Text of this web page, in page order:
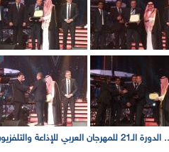
بالصور... الدورة الـ21 للمهرجان العربي للإذاعة